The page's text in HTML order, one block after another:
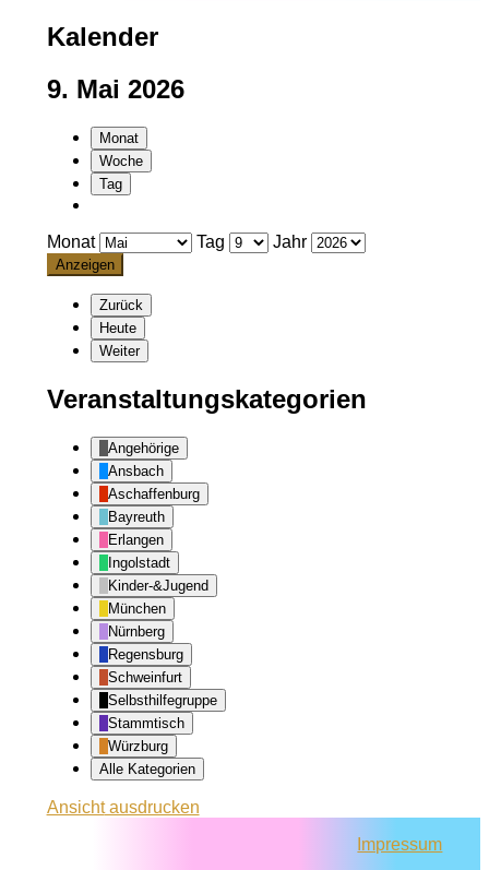
Kalender
9. Mai 2026
Monat
Woche
Tag
Monat Tag Jahr
Zurück
Heute
Weiter
Veranstaltungskategorien
Angehörige
Ansbach
Aschaffenburg
Bayreuth
Erlangen
Ingolstadt
Kinder-&Jugend
München
Nürnberg
Regensburg
Schweinfurt
Selbsthilfegruppe
Stammtisch
Würzburg
Alle Kategorien
Ansichtausdrucken
Impressum